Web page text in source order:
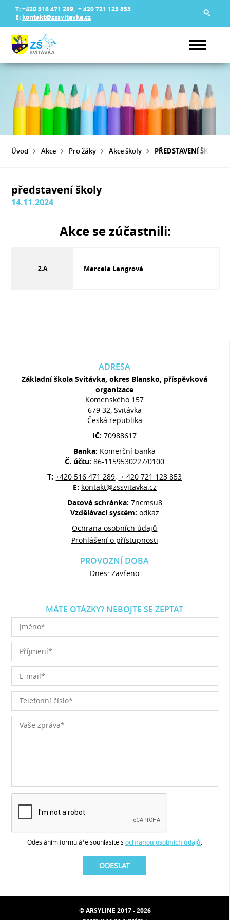
T:+420 516 471 289, + 420 721 123 853
E: kontakt@zssvitavka.cz
Úvod Akce Pro žáky Akce školy PŘEDSTAVENÍ ŠKOLY
představení školy
14.11.2024
Akce se zúčastnili:
2.A Marcela Langrová
ADRESA
Základní škola Svitávka, okres Blansko, příspěvková
organizace
Komenského 157
679 32, Svitávka
Česká republika
IČ:70988617
Banka: Komerční banka
Č. účtu:86-1159530227/0100
T:+420 516 471 289, + 420 721 123 853
E: kontakt@zssvitavka.cz
Datová schránka: 7ncmsu8
Vzdělávací systém: odkaz
Ochrana osobních údajů
Prohlášení o přístupnosti
PROVOZNÍ DOBA
Dnes: Zavřeno
MÁTE OTÁZKY? NEBOJTE SE ZEPTAT
Odesláním formuláře souhlasíte s ochranou osobních údajů
© ARSYLINE 2017 - 2026